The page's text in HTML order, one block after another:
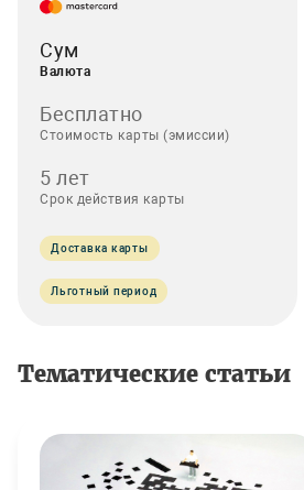
Сум
Валюта
Бесплатно
Стоимость карты (эмиссии)
5 лет
Срок действия карты
Доставка карты
Льготный период
Тематические статьи